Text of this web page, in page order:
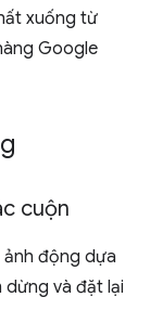
xuống từ
Google
cuộn
ảnh động dựa
dừng và đặt lại